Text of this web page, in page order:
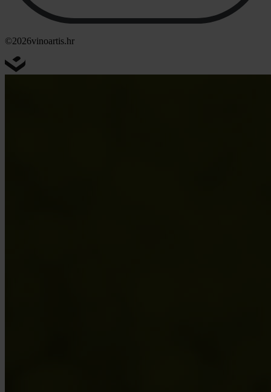
©2026vinoartis.hr